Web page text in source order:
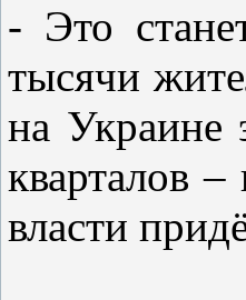
- Это
тысячи
на Украине
кварталов
власти